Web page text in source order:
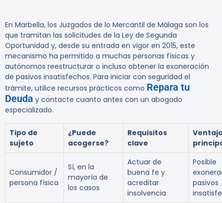
En Marbella, los Juzgados de lo Mercantil de Málaga son los
que tramitan las solicitudes de la Ley de Segunda
Oportunidad y, desde su entrada en vigor en 2015, este
mecanismo ha permitido a muchas personas físicas y
autónomos reestructurar o incluso obtener la exoneración
de pasivos insatisfechos. Para iniciar con seguridad el
trámite, utilice recursos prácticos como Repara tu
Deuda y contacte cuanto antes con un abogado
especializado.
Tipo de
sujeto
¿Puede
acogerse?
Requisitos
clave
Consumidor /
persona física
Sí, en la
mayoría de
los casos
Actuar de
buena fe y
acreditar
insolvencia
Posible
pasivos